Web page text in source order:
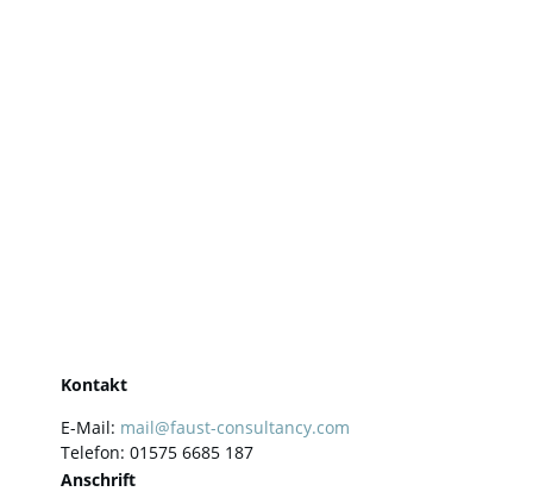
Kontakt
E-Mail: mail@faust-consultancy.com
Telefon: 01575 6685 187
Anschrift